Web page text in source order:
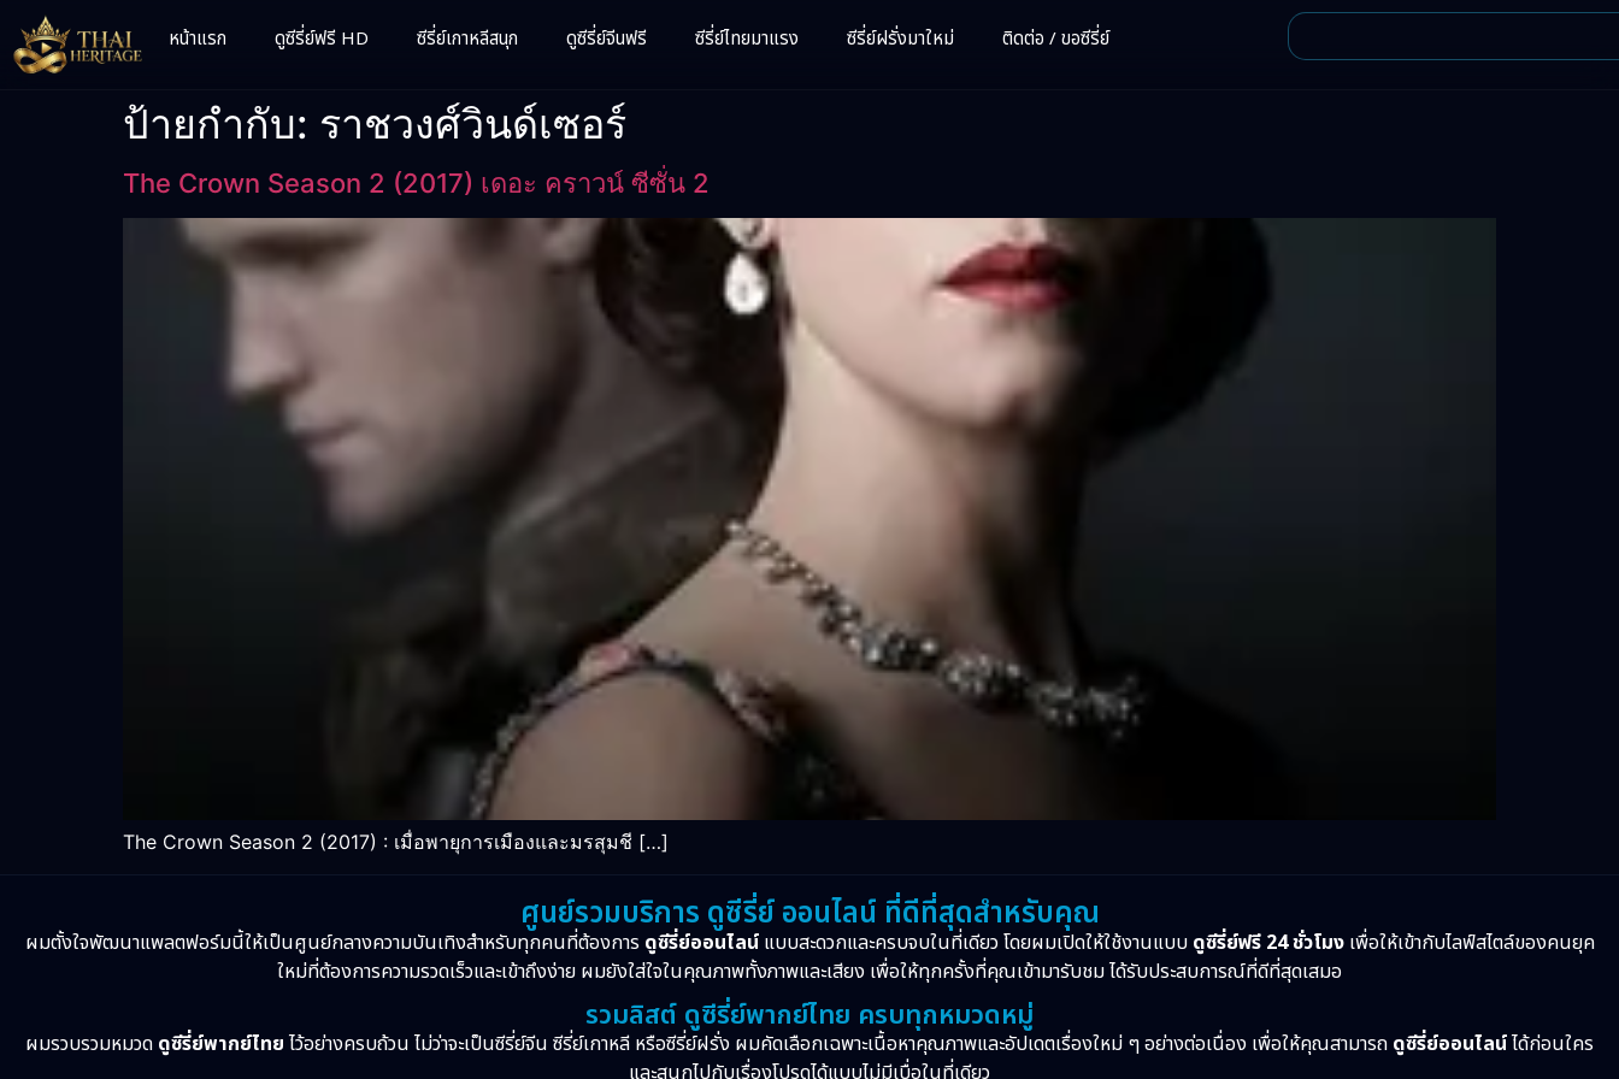
หน้าแรก ดูซีรี่ย์ฟรี HD ซีรี่ย์เกาหลีสนุก ดูซีรี่ย์จีนฟรี ซีรี่ย์ไทยมาแรง ซีรี่ย์ฝรั่งมาใหม่ ติดต่อ / ขอซีรี่ย์
ป้ายกำกับ: ราชวงศ์วินด์เซอร์
The Crown Season 2 (2017) เดอะ คราวน์ ซีซั่น 2
The Crown Season 2 (2017) : เมื่อพายุการเมืองและมรสุมชี […]
ศูนย์รวมบริการ ดูซีรี่ย์ ออนไลน์ ที่ดีที่สุดสำหรับคุณ
ผมตั้งใจพัฒนาแพลตฟอร์มนี้ให้เป็นศูนย์กลางความบันเทิงสำหรับทุกคนที่ต้องการ ดูซีรี่ย์ออนไลน์แบบสะดวกและครบจบในที่เดียว โดยผมเปิดให้ใช้งานแบบ ดูซีรี่ย์ฟรี 24 ชั่วโมงเพื่อให้เข้ากับไลฟ์สไตล์ของคนยุค
ใหม่ที่ต้องการความรวดเร็วและเข้าถึงง่าย ผมยังใส่ใจในคุณภาพทั้งภาพและเสียง เพื่อให้ทุกครั้งที่คุณเข้ามารับชม ได้รับประสบการณ์ที่ดีที่สุดเสมอ
รวมลิสต์ ดูซีรี่ย์พากย์ไทย ครบทุกหมวดหมู่
ผมรวบรวมหมวด ดูซีรี่ย์พากย์ไทย ไว้อย่างครบถ้วน ไม่ว่าจะเป็นซีรี่ย์จีน ซีรี่ย์เกาหลี หรือซีรี่ย์ฝรั่ง ผมคัดเลือกเฉพาะเนื้อหาคุณภาพและอัปเดตเรื่องใหม่ ๆ อย่างต่อเนื่อง เพื่อให้คุณสามารถ ดูซีรี่ย์ออนไลน์ได้ก่อนใคร
และสนุกไปกับเรื่องโปรดได้แบบไม่มีเบื่อในที่เดียว